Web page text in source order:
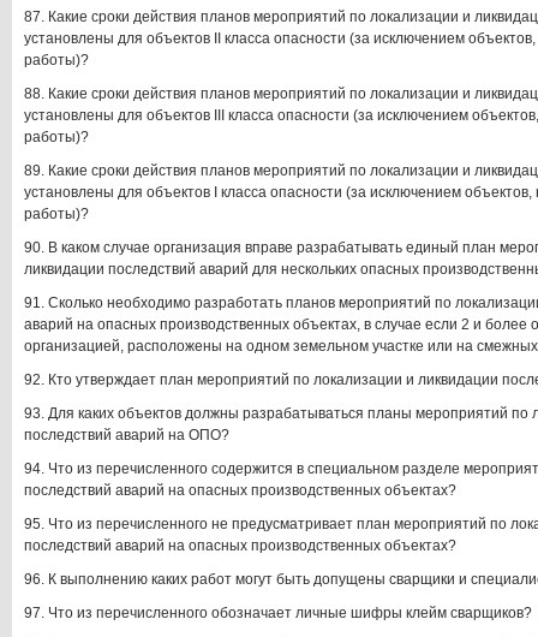
87. Какие сроки действия планов мероприятий по локализации и
установлены для объектов II класса опасности (за исключением
работы)?
88. Какие сроки действия планов мероприятий по локализации и
установлены для объектов III класса опасности (за исключением
работы)?
89. Какие сроки действия планов мероприятий по локализации и
установлены для объектов I класса опасности (за исключением
работы)?
90. В каком случае организация вправе разрабатывать единый план
ликвидации последствий аварий для нескольких опасных
91. Сколько необходимо разработать планов мероприятий по
аварий на опасных производственных объектах, в случае если 2 и более
организацией, расположены на одном земельном участке или на
92. Кто утверждает план мероприятий по локализации и ликвидации
93. Для каких объектов должны разрабатываться планы мероприятий по
последствий аварий на ОПО?
94. Что из перечисленного содержится в специальном разделе
последствий аварий на опасных производственных объектах?
95. Что из перечисленного не предусматривает план мероприятий по
последствий аварий на опасных производственных объектах?
96. К выполнению каких работ могут быть допущены сварщики и
97. Что из перечисленного обозначает личные шифры клейм сварщиков?